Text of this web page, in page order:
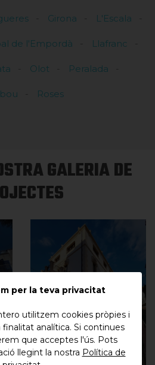
Girona L'Escala
de l'Empordà Llafranc
Olot Peralada
Roses
GALERIA DE
REFORMA INTEGRAL
DE CASA A PORTBOU
per la teva privacitat
utilitzem cookies pròpies i
analítica. Si continues
que acceptes l'ús. Pots
llegint la nostra Política de